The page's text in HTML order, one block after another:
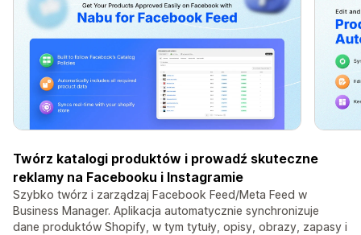
Twórz katalogi produktów i prowadź skuteczne
reklamy na Facebooku i Instagramie
Szybko twórz i zarządzaj Facebook Feed/Meta Feed w
Business Manager. Aplikacja automatycznie synchronizuje
dane produktów Shopify, w tym tytuły, opisy, obrazy, zapasy i